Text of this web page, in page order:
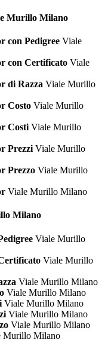
Murillo Milano
con Pedigree Viale
con Certificato Viale
di Razza Viale Murillo
Costo Viale Murillo
Costi Viale Murillo
Prezzi Viale Murillo
Prezzo Viale Murillo
Viale Murillo Milano
Milano
Viale Murillo
Viale Murillo
Viale Murillo Milano
Viale Murillo Milano
Viale Murillo Milano
Viale Murillo Milano
Viale Murillo Milano
Murillo Milano